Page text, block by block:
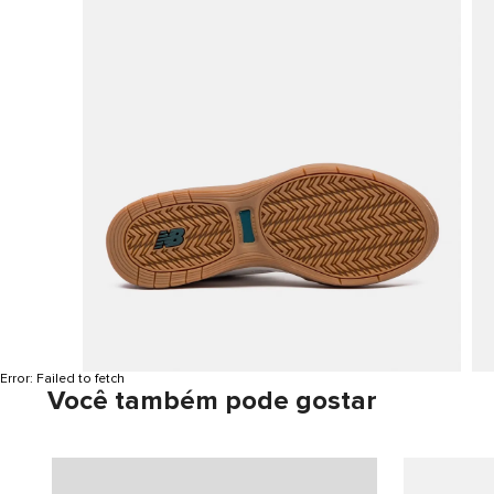
Error: Failed to fetch
Você também pode gostar